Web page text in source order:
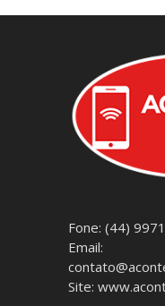
Fone: (44)
Email:
Site: